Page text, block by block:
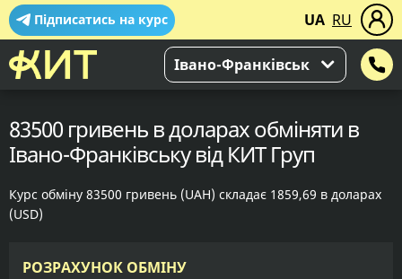
Підписатись на курс UA RU
Івано-Франківськ
83500 гривень в доларах обміняти в
Івано-Франківську від КИТ Груп
Курс обміну 83500 гривень (UAH) складає 1859,69 в доларах
(USD)
РОЗРАХУНОК ОБМІНУ